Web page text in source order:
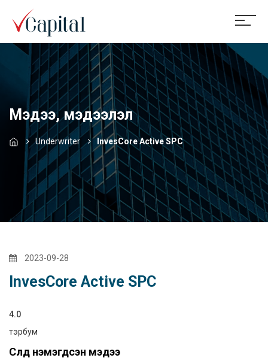
Мэдээ, мэдээлэл
Underwriter InvesCore Active SPC
2023-09-28
InvesCore Active SPC
4.0
тэрбум
Сүүлд нэмэгдсэн мэдээ